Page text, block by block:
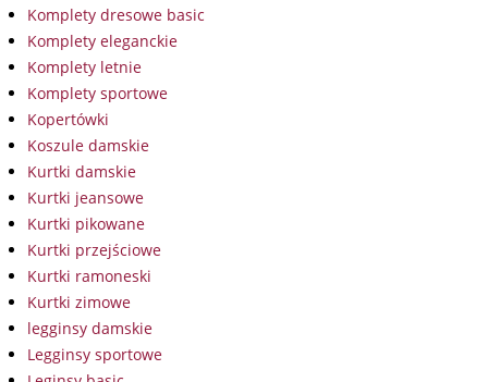
Komplety dresowe basic
Komplety eleganckie
Komplety letnie
Komplety sportowe
Kopertówki
Koszule damskie
Kurtki damskie
Kurtki jeansowe
Kurtki pikowane
Kurtki przejściowe
Kurtki ramoneski
Kurtki zimowe
legginsy damskie
Legginsy sportowe